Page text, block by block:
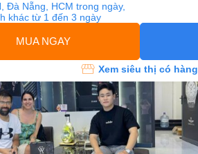
Đà Nẵng, HCM trong ngày,
khác từ 1 đến 3 ngày
MUA NGAY
Xem siêu thị có hàng